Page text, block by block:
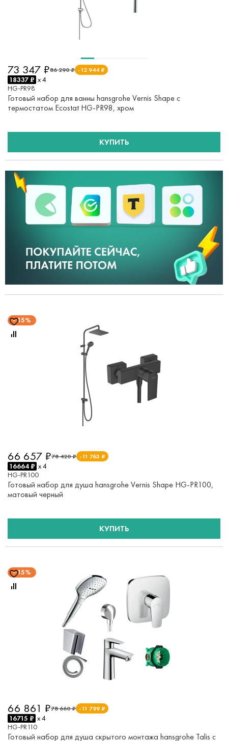
86 290 ₽ -12 944 ₽
73 347 ₽
18337 ₽ x 4
HG-PR98
Готовый набор для ванны hansgrohe Vernis Shape с
термостатом Ecostat HG-PR98, хром
КУПИТЬ
15%
78 420 ₽ -11 763 ₽
66 657 ₽
16664 ₽ x 4
HG-PR100
Готовый набор для душа hansgrohe Vernis Shape HG-PR100,
матовый черный
КУПИТЬ
15%
78 660 ₽ -11 799 ₽
66 861 ₽
16715 ₽ x 4
HG-PR110
Готовый набор для душа скрытого монтажа hansgrohe Talis с